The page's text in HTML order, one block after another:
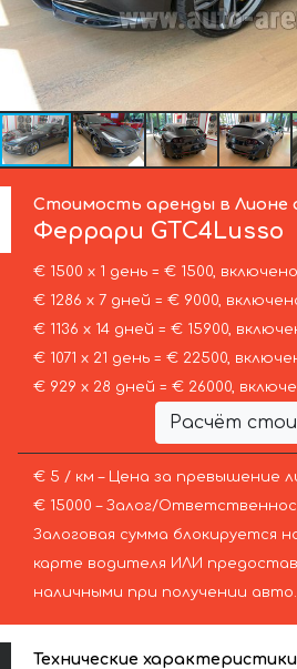
Стоимость аренды в Лионе
Феррари GTC4Lusso
€ 1500 х 1 день = € 1500,
€ 1286 х 7 дней = € 9000,
€ 1136 х 14 дней = € 15900,
€ 1071 х 21 день = € 22500,
€ 929 х 28 дней = € 26000,
Расчёт
€ 5 / км – Цена за превышение
€ 15000 – Залог/
Залоговая сумма блокируется
карте водителя ИЛИ
наличными при получении авто.
Технические характеристики